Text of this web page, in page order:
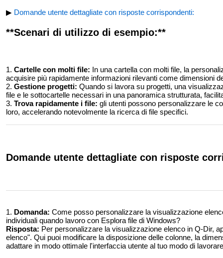
▶ Domande utente dettagliate con risposte corrispondenti:
**Scenari di utilizzo di esempio:**
1. Cartelle con molti file: In una cartella con molti file, la
acquisire più rapidamente informazioni rilevanti come dimensioni
2. Gestione progetti: Quando si lavora su progetti, una
file e le sottocartelle necessari in una panoramica strutturata,
3. Trova rapidamente i file: gli utenti possono personalizzare le
loro, accelerando notevolmente la ricerca di file specifici.
Domande utente dettagliate con risposte
1. Domanda: Come posso personalizzare la visualizzazione
individuali quando lavoro con Esplora file di Windows?
Risposta: Per personalizzare la visualizzazione elenco in Q-Dir,
elenco". Qui puoi modificare la disposizione delle colonne, la
adattare in modo ottimale l'interfaccia utente al tuo modo di